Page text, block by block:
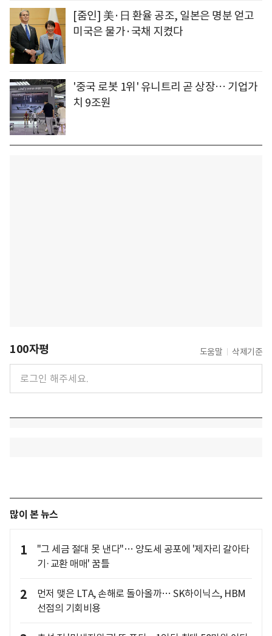
[줌인] 美·日 환율 공조, 일본은 명분 얻고
미국은 물가·국채 지켰다
'중국 로봇 1위' 유니트리 곧 상장… 기업가
치 9조원
100자평 도움말 삭제기준
많이 본 뉴스
1
"그 세금 절대 못 낸다"… 양도세 공포에 '제자리 갈아타
기·교환 매매' 꿈틀
2
먼저 맺은 LTA, 손해로 돌아올까… SK하이닉스, HBM
선점의 기회비용